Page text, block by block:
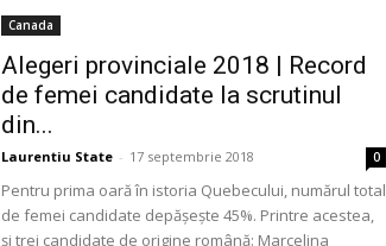
Canada
Alegeri provinciale 2018 | Record
de femei candidate la scrutinul
din...
Laurentiu State - 17 septembrie 2018 0
Pentru prima oară în istoria Quebecului, numărul total
de femei candidate depășește 45%. Printre acestea,
și trei candidate de origine română: Marcelina